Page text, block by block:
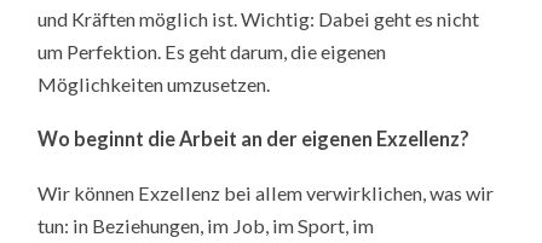
und Kräften möglich ist. Wichtig: Dabei geht es nicht
um Perfektion. Es geht darum, die eigenen
Möglichkeiten umzusetzen.
Wo beginnt die Arbeit an der eigenen Exzellenz?
Wir können Exzellenz bei allem verwirklichen, was wir
tun: in Beziehungen, im Job, im Sport, im